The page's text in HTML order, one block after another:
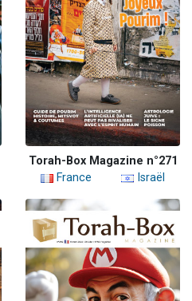
Torah-Box Magazine n°271
France
Israël